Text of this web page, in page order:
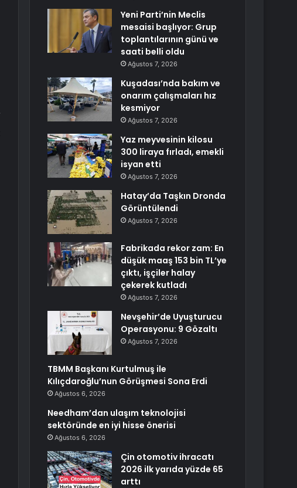
Yeni Parti’nin Meclis
mesaisi başlıyor: Grup
toplantılarının günü ve
saati belli oldu
Ağustos 7, 2026
Kuşadası’nda bakım ve
onarım çalışmaları hız
kesmiyor
Ağustos 7, 2026
Yaz meyvesinin kilosu
300 liraya fırladı, emekli
isyan etti
Ağustos 7, 2026
Hatay’da Taşkın Dronda
Görüntülendi
Ağustos 7, 2026
Fabrikada rekor zam: En
düşük maaş 153 bin TL’ye
çıktı, işçiler halay
çekerek kutladı
Ağustos 7, 2026
Nevşehir’de Uyuşturucu
Operasyonu: 9 Gözaltı
Ağustos 7, 2026
TBMM Başkanı Kurtulmuş ile
Kılıçdaroğlu’nun Görüşmesi Sona Erdi
Ağustos 6, 2026
Needham’dan ulaşım teknolojisi
sektöründe en iyi hisse önerisi
Ağustos 6, 2026
Çin otomotiv ihracatı
2026 ilk yarıda yüzde 65
arttı